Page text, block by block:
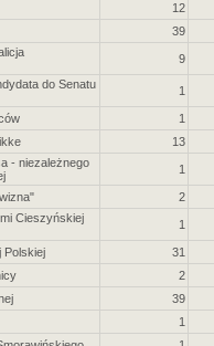
12
39
9
do Senatu
1
1
13
- niezależnego
1
2
Cieszyńskiej
1
Polskiej
31
2
39
1